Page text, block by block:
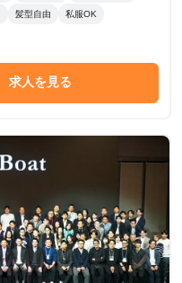
髪型自由 私服OK
求人を見る